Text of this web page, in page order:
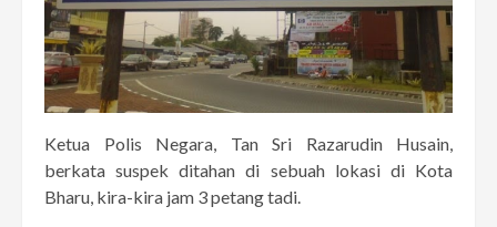
Ketua Polis Negara, Tan Sri Razarudin Husain,
berkata suspek ditahan di sebuah lokasi di Kota
Bharu, kira-kira jam 3 petang tadi.